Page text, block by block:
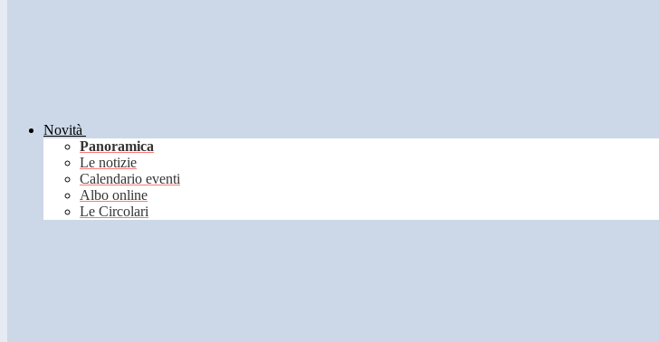
Novità
Panoramica
Le notizie
Calendario eventi
Albo online
Le Circolari